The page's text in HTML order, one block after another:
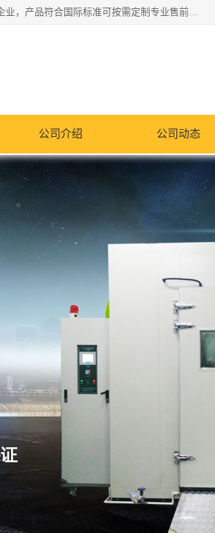
湖南兰思仪器有限公司是一家从事检测仪器研发生产销售和维修保养服务的综合型企业，产品符合国际标准可按需定制专业售前售后工程师，主要有门窗性能体验箱、门窗隔音展示箱、恒温恒湿试验箱、步入式恒温恒湿房、高低温试验箱、老化试验箱、老化试验房、恒温恒湿培养箱、水泥标准养护试验箱、电热鼓风干燥试验箱、真空干燥箱、工业烤箱、盐雾腐蚀试验箱等。
公司介绍 公司动态